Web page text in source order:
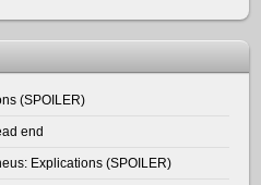
(SPOILER)
end
Explications (SPOILER)